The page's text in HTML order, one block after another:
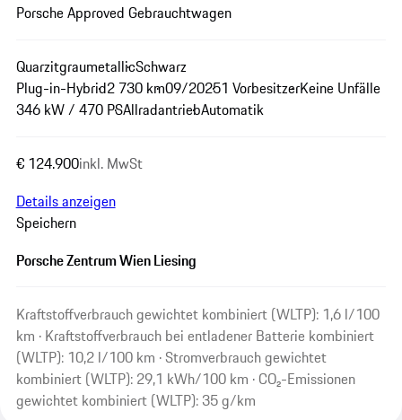
Porsche Approved Gebrauchtwagen
QuarzitgraumetallicSchwarz
Plug-in-Hybrid2 730 km09/20251 VorbesitzerKeine Unfälle
346 kW / 470 PSAllradantriebAutomatik
€ 124.900inkl. MwSt
Details anzeigen
Speichern
Porsche Zentrum Wien Liesing
Kraftstoffverbrauch gewichtet kombiniert (WLTP): 1,6 l/100
km · Kraftstoffverbrauch bei entladener Batterie kombiniert
(WLTP): 10,2 l/100 km · Stromverbrauch gewichtet
kombiniert (WLTP): 29,1 kWh/100 km · CO₂-Emissionen
gewichtet kombiniert (WLTP): 35 g/km